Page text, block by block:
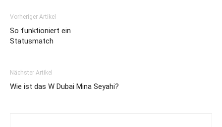
Vorheriger Artikel
So funktioniert ein
Statusmatch
Nächster Artikel
Wie ist das W Dubai Mina Seyahi?